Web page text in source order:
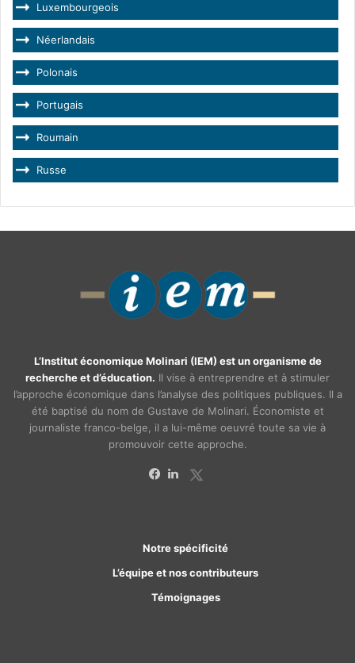
Luxembourgeois
Néerlandais
Polonais
Portugais
Roumain
Russe
L’Institut économique Molinari (IEM) est un organisme de
recherche et d’éducation. Il vise à entreprendre et à stimuler
l’approche économique dans l’analyse des politiques publiques. Il a
été baptisé du nom de Gustave de Molinari. Économiste et
journaliste franco-belge, il a lui-même oeuvré toute sa vie à
promouvoir cette approche.
Notre spécificité
L’équipe et nos contributeurs
Témoignages